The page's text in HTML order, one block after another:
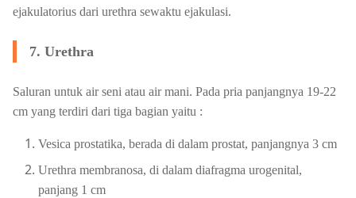
ejakulatorius dari urethra sewaktu ejakulasi.
7. Urethra
Saluran untuk air seni atau air mani. Pada pria panjangnya 19-22
cm yang terdiri dari tiga bagian yaitu :
Vesica prostatika, berada di dalam prostat, panjangnya 3 cm
Urethra membranosa, di dalam diafragma urogenital,
panjang 1 cm